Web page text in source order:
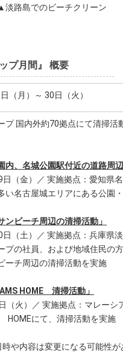
チクリーン
プ月間』 概要
（月）～ 30日（火）
プ 国内外約70拠点にて清掃活
、名城公園駅付近の道路周
日（金）／ 実施拠点：愛知県
い名古屋城エリアにある公園
ビーチ周辺の清掃活動」
日（土）／ 実施拠点：兵庫県
プの社員、および地域住民の
ーチ周辺の清掃活動を実施
HOME 清掃活動」
（火）／ 実施拠点：マレーシ
HOMEにて、清掃活動を実施
時や内容は変更になる可能性